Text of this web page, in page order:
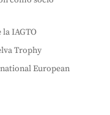
IAGTO
Trophy
European